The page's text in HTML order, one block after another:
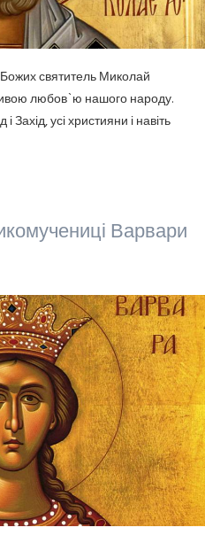
Божих святитель Миколай
любов`ю нашого народу.
усі християни і навіть
Варвари